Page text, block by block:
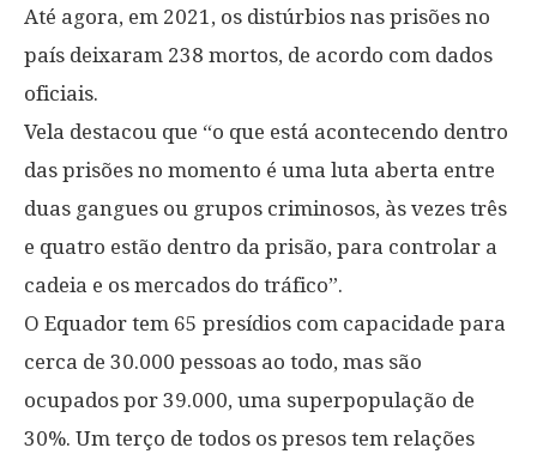
Até agora, em 2021, os distúrbios nas prisões no
país deixaram 238 mortos, de acordo com dados
oficiais.
Vela destacou que “o que está acontecendo dentro
das prisões no momento é uma luta aberta entre
duas gangues ou grupos criminosos, às vezes três
e quatro estão dentro da prisão, para controlar a
cadeia e os mercados do tráfico”.
O Equador tem 65 presídios com capacidade para
cerca de 30.000 pessoas ao todo, mas são
ocupados por 39.000, uma superpopulação de
30%. Um terço de todos os presos tem relações